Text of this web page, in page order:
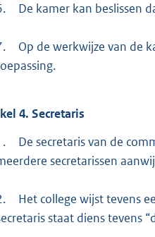
De kamer kan beslissen
Op de werkwijze van de
4. Secretaris
De secretaris van de
secretarissen
Het college wijst tevens
staat diens tevens